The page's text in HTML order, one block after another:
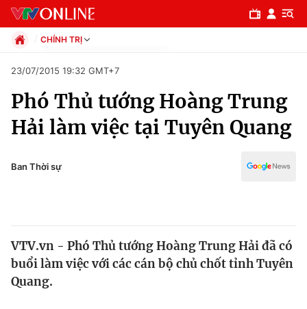
Chuyên mục
Chính trị
Y tế
CHÍNH TRỊ
Xã hội
Pháp luật
Thể thao
Văn hóa - Giải trí
Giáo dục
23/07/2015 19:32 GMT+7
Phó Thủ tướng Hoàng Trung
Hải làm việc tại Tuyên Quang
Ban Thời sự
VTV.vn - Phó Thủ tướng Hoàng Trung Hải đã có
buổi làm việc với các cán bộ chủ chốt tỉnh Tuyên
Quang.